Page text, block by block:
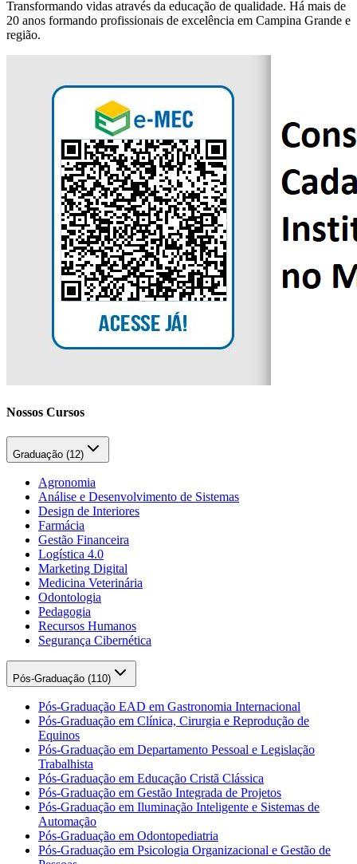
Transformando vidas através da educação de qualidade. Há mais de
20 anos formando profissionais de excelência em Campina Grande e
região.
Nossos Cursos
Graduação (12)
Agronomia
Análise e Desenvolvimento de Sistemas
Design de Interiores
Farmácia
Gestão Financeira
Logística 4.0
Marketing Digital
Medicina Veterinária
Odontologia
Pedagogia
Recursos Humanos
Segurança Cibernética
Pós-Graduação (110)
Pós-Graduação EAD em Gastronomia Internacional
Pós-Graduação em Clínica, Cirurgia e Reprodução de
Equinos
Pós-Graduação em Departamento Pessoal e Legislação
Trabalhista
Pós-Graduação em Educação Cristã Clássica
Pós-Graduação em Gestão Integrada de Projetos
Pós-Graduação em Iluminação Inteligente e Sistemas de
Automação
Pós-Graduação em Odontopediatria
Pós-Graduação em Psicologia Organizacional e Gestão de